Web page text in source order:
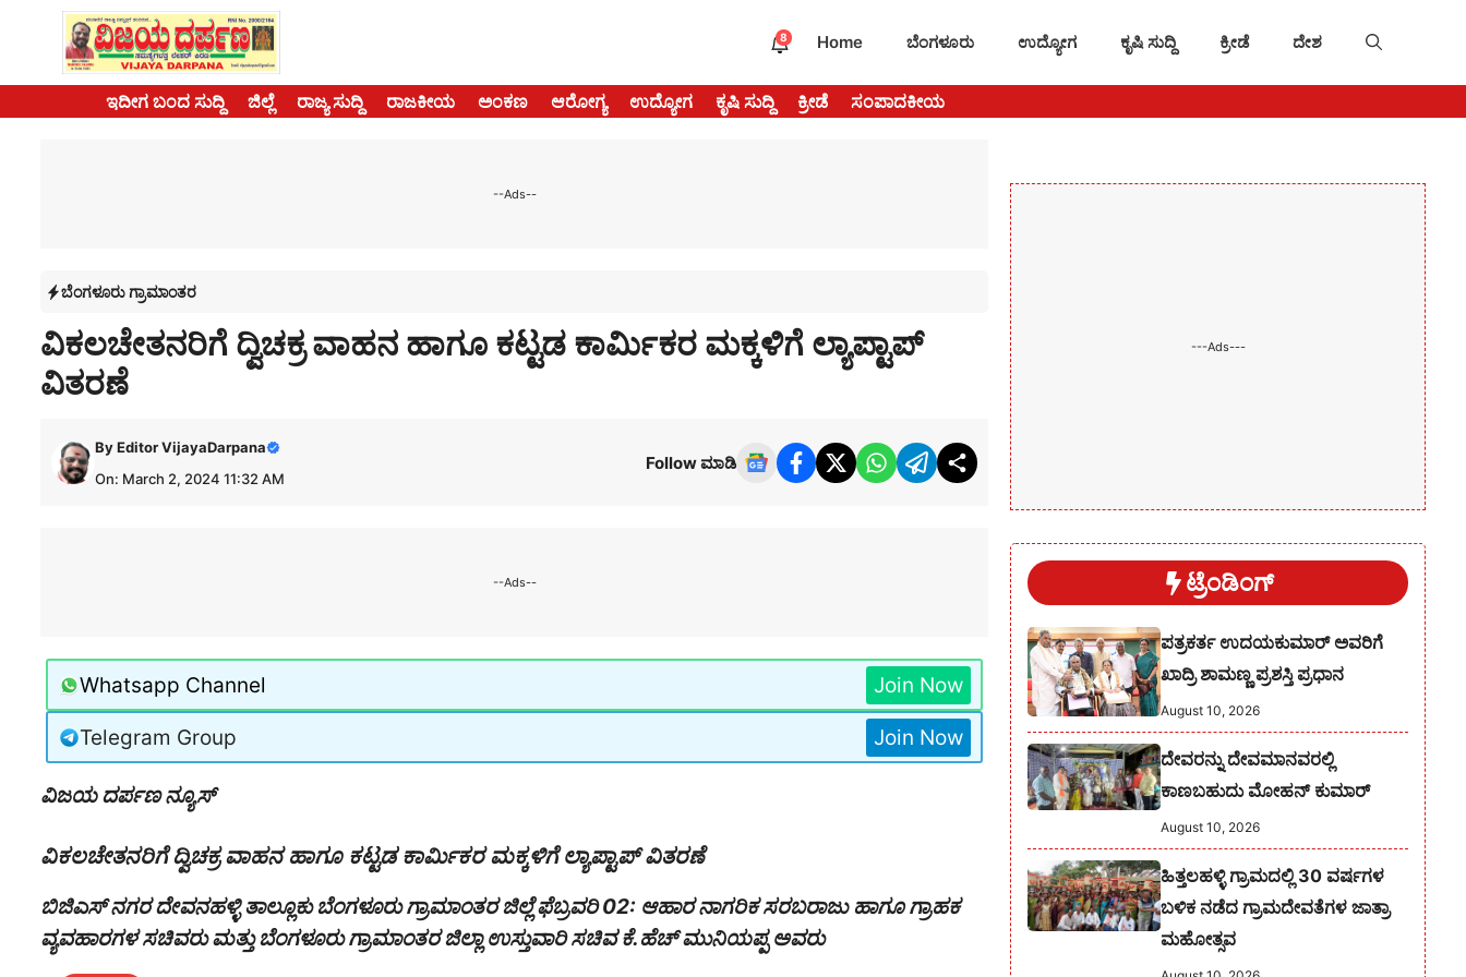
content
8 Home ಬೆಂಗಳೂರು ಉದ್ಯೋಗ ಕೃಷಿ ಸುದ್ದಿ ಕ್ರೀಡೆ ದೇಶ
ಇದೀಗ ಬಂದ ಸುದ್ದಿ ಜಿಲ್ಲೆ ರಾಜ್ಯ ಸುದ್ದಿ ರಾಜಕೀಯ ಅಂಕಣ ಆರೋಗ್ಯ ಉದ್ಯೋಗ ಕೃಷಿ ಸುದ್ದಿ ಕ್ರೀಡೆ ಸಂಪಾದಕೀಯ
--Ads--
ಬೆಂಗಳೂರು ಗ್ರಾಮಾಂತರ
ವಿಕಲಚೇತನರಿಗೆ ದ್ವಿಚಕ್ರ ವಾಹನ ಹಾಗೂ ಕಟ್ಟಡ ಕಾರ್ಮಿಕರ ಮಕ್ಕಳಿಗೆ ಲ್ಯಾಪ್ಟಾಪ್
ವಿತರಣೆ
ByEditor VijayaDarpana
On: March 2, 2024 11:32 AM
Follow ಮಾಡಿ
--Ads--
Whatsapp Channel Join Now
Telegram Group Join Now
ವಿಜಯ ದರ್ಪಣ ನ್ಯೂಸ್
ವಿಕಲಚೇತನರಿಗೆ ದ್ವಿಚಕ್ರ ವಾಹನ ಹಾಗೂ ಕಟ್ಟಡ ಕಾರ್ಮಿಕರ ಮಕ್ಕಳಿಗೆ ಲ್ಯಾಪ್ಟಾಪ್ ವಿತರಣೆ
ಬಿಜಿಎಸ್ ನಗರ ದೇವನಹಳ್ಳಿ ತಾಲ್ಲೂಕು ಬೆಂಗಳೂರು ಗ್ರಾಮಾಂತರ ಜಿಲ್ಲೆ ಫೆಬ್ರವರಿ 02: ಆಹಾರ ನಾಗರಿಕ ಸರಬರಾಜು ಹಾಗೂ ಗ್ರಾಹಕ
ವ್ಯವಹಾರಗಳ ಸಚಿವರು ಮತ್ತು ಬೆಂಗಳೂರು ಗ್ರಾಮಾಂತರ ಜಿಲ್ಲಾ ಉಸ್ತುವಾರಿ ಸಚಿವ ಕೆ.ಹೆಚ್ ಮುನಿಯಪ್ಪ ಅವರು
---Ads---
ಟ್ರೆಂಡಿಂಗ್
ಪತ್ರಕರ್ತ ಉದಯಕುಮಾರ್ ಅವರಿಗೆ
ಖಾದ್ರಿ ಶಾಮಣ್ಣ ಪ್ರಶಸ್ತಿ ಪ್ರಧಾನ
August 10, 2026
ದೇವರನ್ನು ದೇವಮಾನವರಲ್ಲಿ
ಕಾಣಬಹುದು ಮೋಹನ್ ಕುಮಾರ್
August 10, 2026
ಹಿತ್ತಲಹಳ್ಳಿ ಗ್ರಾಮದಲ್ಲಿ 30 ವರ್ಷಗಳ
ಬಳಿಕ ನಡೆದ ಗ್ರಾಮದೇವತೆಗಳ ಜಾತ್ರಾ
ಮಹೋತ್ಸವ